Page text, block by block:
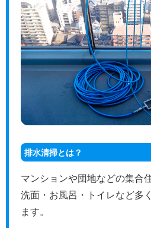
排水清掃とは？
マンションや団地などの集合
洗面・お風呂・トイレなど多
ます。